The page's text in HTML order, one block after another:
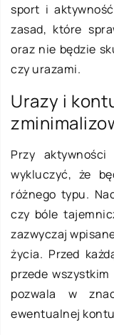
sport i
zasad, które
oraz nie będzie
czy urazami.
Urazy i
Przy
wykluczyć, że
różnego typu.
czy bóle
zazwyczaj
życia. Przed
przede
pozwala w
ewentualnej